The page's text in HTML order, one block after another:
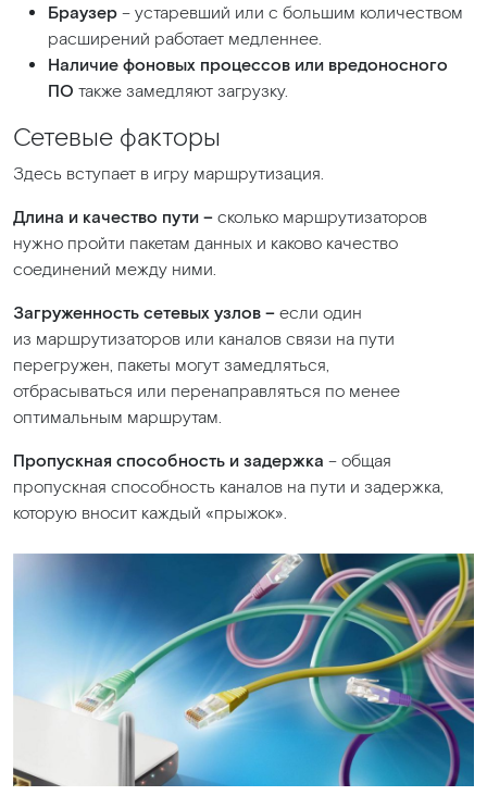
Браузер– устаревший или с большим количеством
расширений работает медленнее.
Наличие фоновых процессов или вредоносного
ПО также замедляют загрузку.
Сетевые факторы
Здесь вступает в игру маршрутизация.
Длина и качество пути –сколько маршрутизаторов
нужно пройти пакетам данных и каково качество
соединений между ними.
Загруженность сетевых узлов –если один
из маршрутизаторов или каналов связи на пути
перегружен, пакеты могут замедляться,
отбрасываться или перенаправляться по менее
оптимальным маршрутам.
Пропускная способность и задержка – общая
пропускная способность каналов на пути и задержка,
которую вносит каждый «прыжок».